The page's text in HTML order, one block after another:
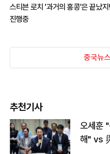
스티븐 로치 '과거의 홍콩'은 끝났
진행중
중국뉴스
추천기사
오세훈
해" vs